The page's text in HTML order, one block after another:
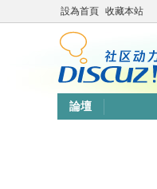
設為首頁 收藏本站
論壇